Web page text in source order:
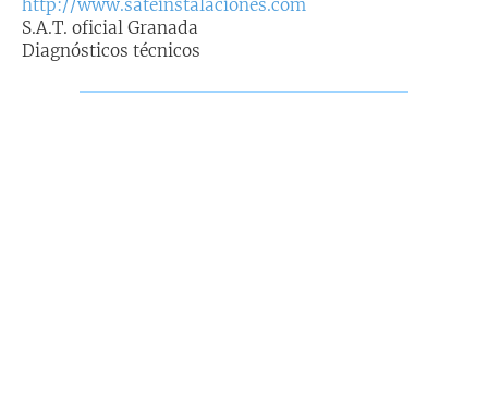
http://www.sateinstalaciones.com
S.A.T. oficial Granada
Diagnósticos técnicos